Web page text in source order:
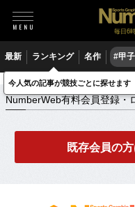
毎日6
最新 ランキング 名作 #甲
NumberWeb有料会員登録・ログイ
NumberWeb有料会員登録・
既存会員の
今人気の記事が競技ごとに探せます